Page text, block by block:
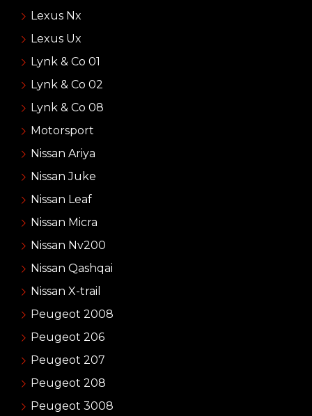
Lexus Nx
Lexus Ux
Lynk & Co 01
Lynk & Co 02
Lynk & Co 08
Motorsport
Nissan Ariya
Nissan Juke
Nissan Leaf
Nissan Micra
Nissan Nv200
Nissan Qashqai
Nissan X-trail
Peugeot 2008
Peugeot 206
Peugeot 207
Peugeot 208
Peugeot 3008